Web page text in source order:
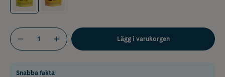
Lägg i varukorgen
Snabba fakta